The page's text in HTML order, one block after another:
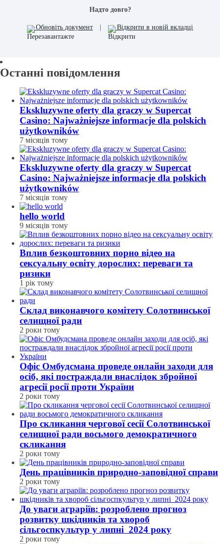
Надто довго?
Обновіть документ Відкрити в новій вкладці
Останні повідомлення
Ekskluzywne oferty dla graczy w Supercat
Casino: Najważniejsze informacje dla polskich
użytkowników
7 місяців тому
Ekskluzywne oferty dla graczy w Supercat
Casino: Najważniejsze informacje dla polskich
użytkowników
7 місяців тому
hello world
9 місяців тому
Вплив безкоштовних порно відео на
сексуальну освіту дорослих: переваги та
ризики
1 рік тому
Склад виконавчого комітету Солотвинської
селищної ради
2 роки тому
Офіс Омбудсмана проведе онлайн заходи для
осіб, які постраждали внаслідок збройної
агресії росії проти України
2 роки тому
Про скликання чергової сесії Солотвинської
селищної ради восьмого демократичного
скликання
2 роки тому
День працівників природно-заповідної справи
2 роки тому
До уваги аграріїв: розроблено прогноз
розвитку шкідників та хвороб
сільгоспкультур у липні 2024 року
2 роки тому